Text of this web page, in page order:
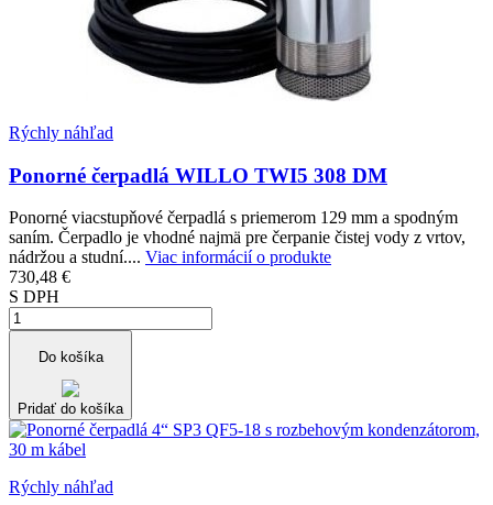
Rýchly náhľad
Ponorné čerpadlá WILLO TWI5 308 DM
Ponorné viacstupňové čerpadlá s priemerom 129 mm a spodným
saním. Čerpadlo je vhodné najmä pre čerpanie čistej vody z vrtov,
nádržou a studní.... Viac informácií o produkte
730,48 €
S DPH
Do košíka
Pridať do košíka
Rýchly náhľad